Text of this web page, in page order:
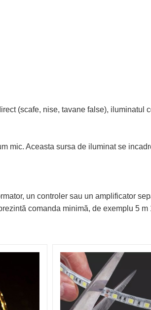
(scafe, nise, tavane false), iluminatul
mic. Aceasta sursa de iluminat se
un controler sau un amplificator
comanda minimă, de exemplu 5 m